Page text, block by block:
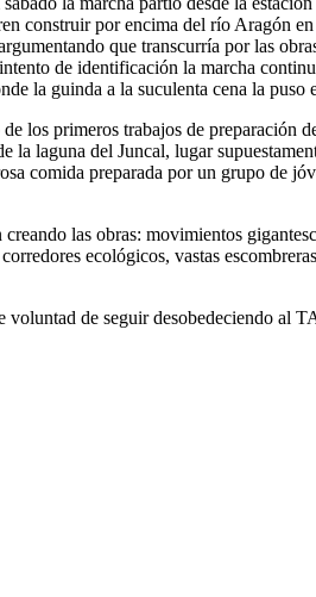
construir por encima del río Aragón
que transcurría por las
de identificación la marcha
la guinda a la suculenta cena la
los primeros trabajos de preparación
la laguna del Juncal, lugar
comida preparada por un grupo de
las obras: movimientos
ecológicos, vastas
voluntad de seguir desobedeciendo al